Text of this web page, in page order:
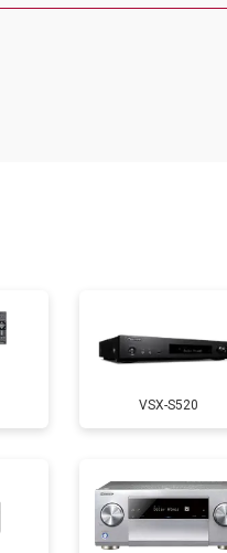
VSX-S520